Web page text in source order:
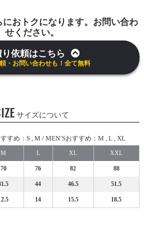
におトクになります。お問い合わ
せください。
り依頼はこちら
・お問い合わせも！全て無料
サイズについて
すめ：S , M / MEN’Sおすすめ：M , L , XL
M L XL XXL
70 76 82 88
44 46.5 51.5
14 15.5 18.5